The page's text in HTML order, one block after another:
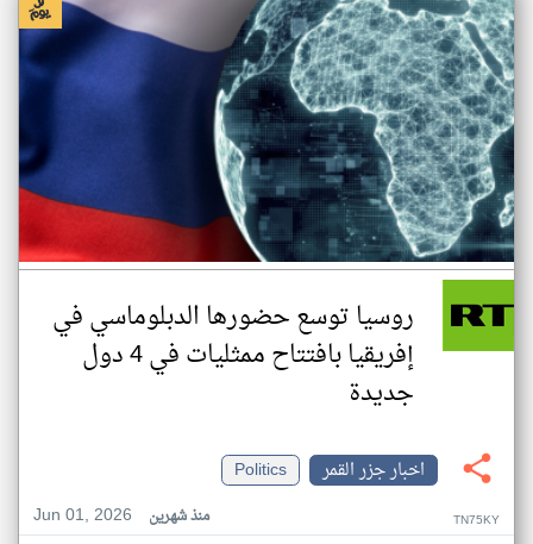
روسيا توسع حضورها الدبلوماسي في
إفريقيا بافتتاح ممثليات في 4 دول
جديدة
اخبار جزر القمر
Politics
Jun 01, 2026
منذ شهرين TN75KY